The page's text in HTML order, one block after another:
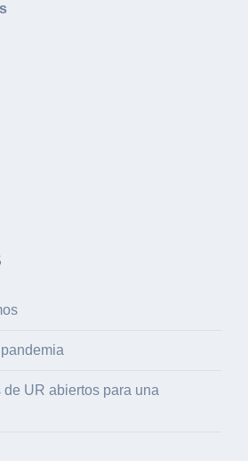
UR abiertos para una